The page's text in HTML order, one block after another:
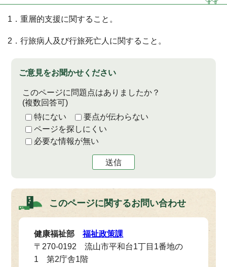
1．重層的支援に関すること。
2．行旅病人及び行旅死亡人に関すること。
ご意見をお聞かせください
このページに問題点はありましたか？
(複数回答可)
特にない
要点が伝わらない
ページを探しにくい
必要な情報が無い
送信
このページに関するお問い合わせ
健康福祉部福祉政策課
〒270-0192 流山市平和台1丁目1番地の
1 第2庁舎1階